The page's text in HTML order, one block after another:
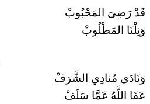
قَدْ رَضِىَ المَحْبُوبْ
وَنِلْنَا المَطْلُوبْ
وَنَادَى مُنادِي الشَّرَفْ
عَفَا اللَّهُ عَمَّا سَلَفْ